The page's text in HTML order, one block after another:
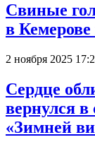
Свиные
в
2 ноября 2025
Сердце
вернулся
«Зимней